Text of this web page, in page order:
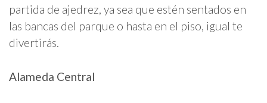
partida de ajedrez, ya sea que estén sentados en
las bancas del parque o hasta en el piso, igual te
divertirás.
Alameda Central